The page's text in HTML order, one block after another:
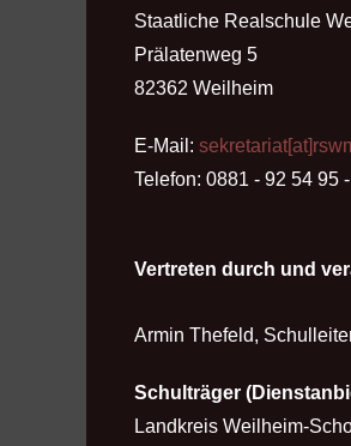
Staatliche Realschule
Prälatenweg 5
82362 Weilheim
E-Mail:
Telefon: 0881 - 92 54 95
Vertreten durch und
Armin Thefeld,
Schulträger
Landkreis Weilheim-